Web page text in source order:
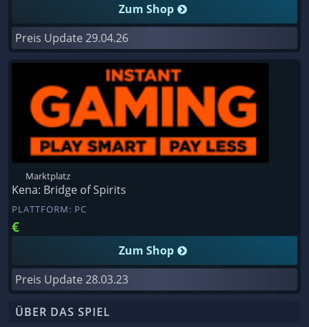
Zum Shop
Preis Update 29.04.26
Marktplatz
Kena: Bridge of Spirits
PLATTFORM: PC
€
Zum Shop
Preis Update 28.03.23
ÜBER DAS SPIEL